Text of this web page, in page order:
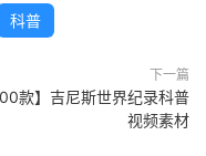
科普
下一篇
款】吉尼斯世界纪录科普
视频素材